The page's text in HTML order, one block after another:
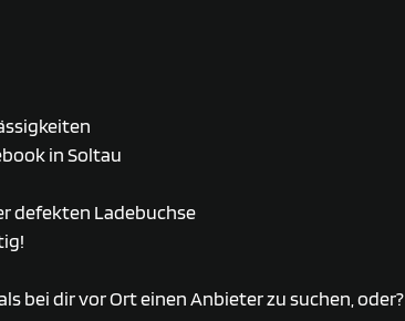
in Soltau
defekten Ladebuchse
bei dir vor Ort einen Anbieter zu suchen, oder?